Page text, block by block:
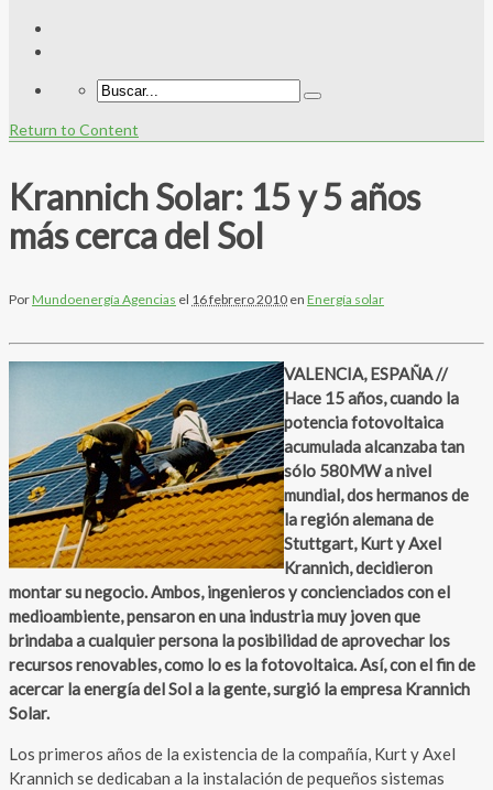
Return to Content
Krannich Solar: 15 y 5 años
más cerca del Sol
PorMundoenergía Agencias el 16 febrero 2010 en Energía solar
VALENCIA, ESPAÑA //
Hace 15 años, cuando la
potencia fotovoltaica
acumulada alcanzaba tan
sólo 580MW a nivel
mundial, dos hermanos de
la región alemana de
Stuttgart, Kurt y Axel
Krannich, decidieron
montar su negocio. Ambos, ingenieros y concienciados con el
medioambiente, pensaron en una industria muy joven que
brindaba a cualquier persona la posibilidad de aprovechar los
recursos renovables, como lo es la fotovoltaica. Así, con el fin de
acercar la energía del Sol a la gente, surgió la empresa Krannich
Solar.
Los primeros años de la existencia de la compañía, Kurt y Axel
Krannich se dedicaban a la instalación de pequeños sistemas